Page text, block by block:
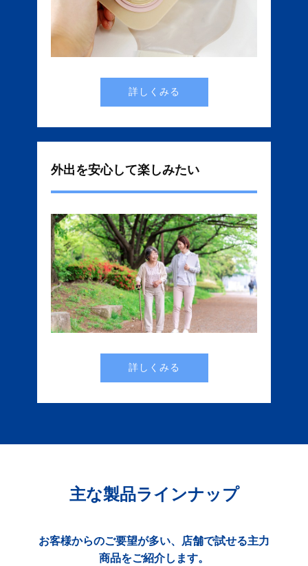
詳しくみる
外出を安心して楽しみたい
詳しくみる
主な製品ラインナップ
お客様からのご要望が多い、店舗で試せる主力
商品をご紹介します。